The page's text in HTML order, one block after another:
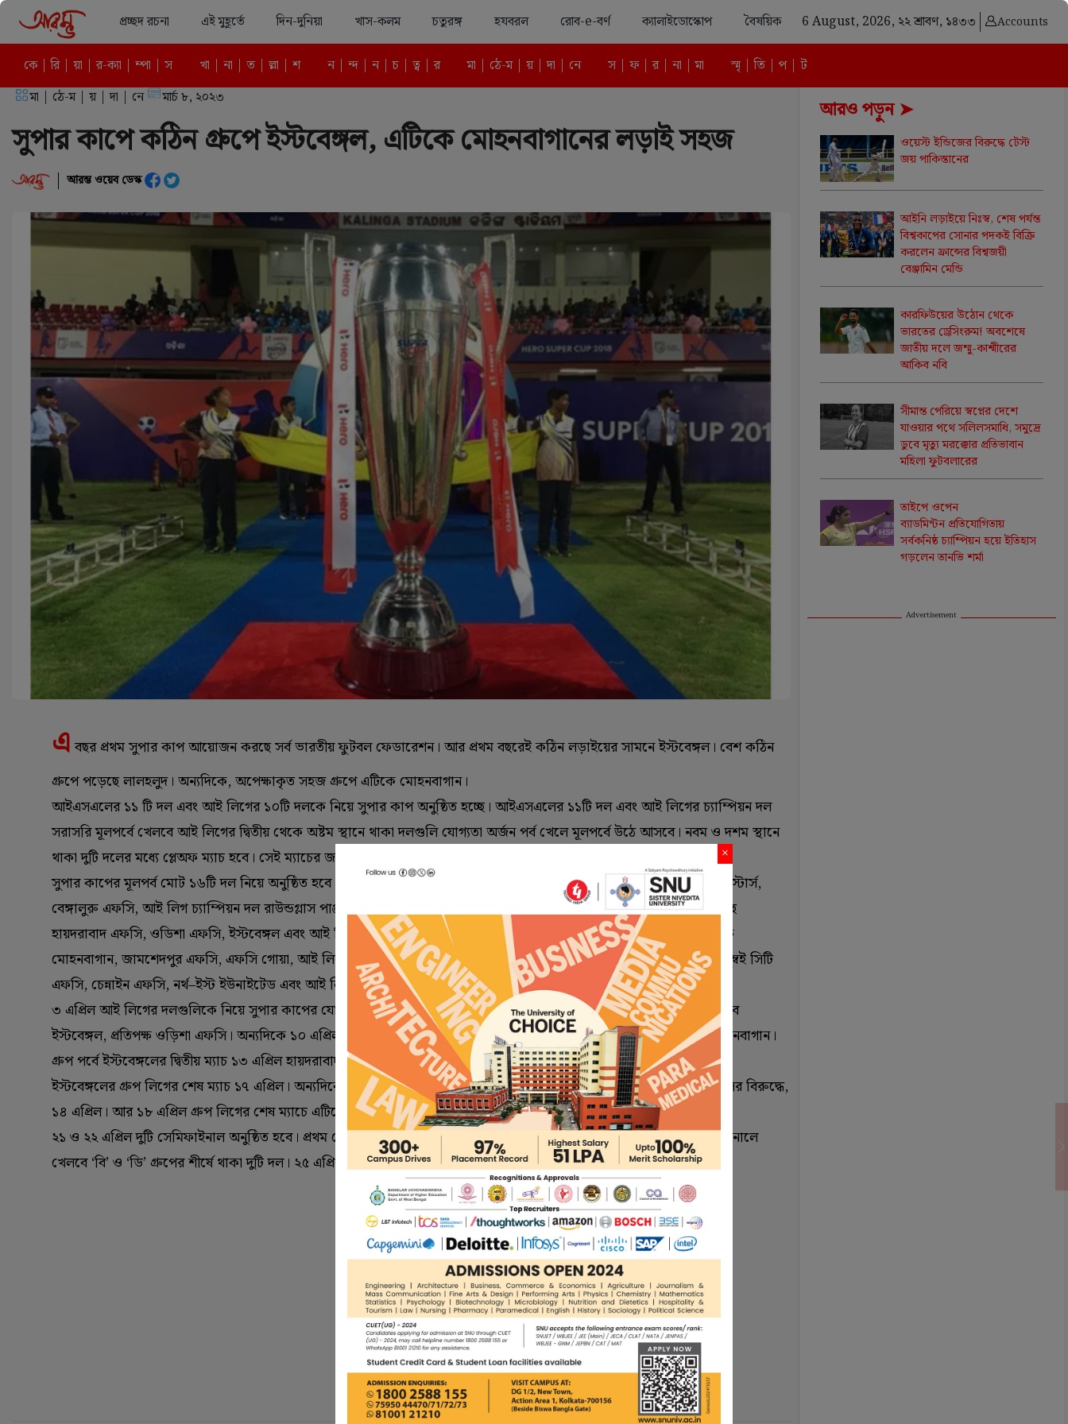
প্রচ্ছদ রচনা এই মুহূর্তে দিন-দুনিয়া খাস-কলম চতুরঙ্গ হযবরল রোব-e-বর্ণ ক্যালাইডোস্কোপ বৈষয়িক 6 August, 2026, ২২ শ্রাবণ, ১৪৩৩ Accounts
কে | রি | য়া | র-ক্যা | ম্পা | স খা | না | ত | ল্লা | শ ন | ন্দ | ন | চ | ত্ব | র মা | ঠে-ম | য় | দা | নে স | ফ | র | না | মা স্মৃ | তি | প | ট
মা | ঠে-ম | য় | দা | নে মার্চ ৮, ২০২৩
সুপার কাপে কঠিন গ্রুপে ইস্টবেঙ্গল, এটিকে মোহনবাগানের লড়াই সহজ
আরম্ভ ওয়েব ডেস্ক
এ বছর প্রথম সুপার কাপ আয়োজন করছে সর্ব ভারতীয় ফুটবল ফেডারেশন। আর প্রথম বছরেই কঠিন লড়াইয়ের সামনে ইস্টবেঙ্গল। বেশ কঠিন
গ্রুপে পড়েছে লালহলুদ। অন্যদিকে, অপেক্ষাকৃত সহজ গ্রুপে এটিকে মোহনবাগান।
আইএসএলের ১১ টি দল এবং আই লিগের ১০টি দলকে নিয়ে সুপার কাপ অনুষ্ঠিত হচ্ছে। আইএসএলের ১১টি দল এবং আই লিগের চ্যাম্পিয়ন দল
সরাসরি মূলপর্বে খেলবে আই লিগের দ্বিতীয় থেকে অষ্টম স্থানে থাকা দলগুলি যোগ্যতা অর্জন পর্ব খেলে মূলপর্বে উঠে আসবে। নবম ও দশম স্থানে
থাকা দুটি দলের মধ্যে প্লেঅফ ম্যাচ হবে। সেই ম্যাচের জয়ী দল যোগ্যতা অর্জন পর্বে খেলার সুযোগ পাবে।
সুপার কাপের মূলপর্ব মোট ১৬টি দল নিয়ে অনুষ্ঠিত হবে। এই ১৬টি দলকে ৪টি গ্রুপে ভাগ করা হয়েছে। গ্রুপ ‘‌এ’–‌তে রয়েছে কেরালা ব্লাস্টার্স,
বেঙ্গালুরু এফসি, আই লিগ চ্যাম্পিয়ন দল রাউন্ডগ্লাস পাঞ্জাব এবং আই লিগের দ্বিতীয় ও এলিমিনেটর ম্যাচের জয়ী দল। ‘‌বি’‌ গ্রুপে রয়েছে
হায়দরাবাদ এফসি, ওডিশা এফসি, ইস্টবেঙ্গল এবং আই লিগের চতুর্থ ও সপ্তম স্থানাধিকারী ম্যাচে জয়ী দল। গ্রুপ ‘‌সি’‌–তে রয়েছে এটিকে
মোহনবাগান, জামশেদপুর এফসি, এফসি গোয়া, আই লিগের তৃতীয় ও অষ্টম স্থানাধিকারী ম্যাচের জয়ী দল। আর গ্রুপ ‘‌ডি’‌–তে রয়েছে মুম্বই সিটি
এফসি, চেন্নাইন এফসি, নর্থ–ইস্ট ইউনাইটেড এবং আই লিগের পঞ্চম ও ষষ্ঠ স্থানাধিকারী ম্যাচের জয়ী দল।
৩ এপ্রিল আই লিগের দলগুলিকে নিয়ে সুপার কাপের যোগ্যতাঅর্জন পর্ব শুরু হবে। মূলপর্বের খেলা শুরু ৮ এপ্রিল। ৯ এপ্রিল মাঠে নামবে
ইস্টবেঙ্গল, প্রতিপক্ষ ওড়িশা এফসি। অন্যদিকে ১০ এপ্রিল যোগ্যতা অর্জন পর্ব থেকে উঠে আসা দলের বিরুদ্ধে মাঠে নামবে এটিকে মোহনবাগান।
গ্রুপ পর্বে ইস্টবেঙ্গলের দ্বিতীয় ম্যাচ ১৩ এপ্রিল হায়দরাবাদ এফ সি–র বিরুদ্ধে। আর যোগ্যতা অর্জন পর্ব থেকে উঠে আসা দলের বিরুদ্ধে
ইস্টবেঙ্গলের গ্রুপ লিগের শেষ ম্যাচ ১৭ এপ্রিল। অন্যদিকে, এটিকে মোহনবাগান নিজেদের দ্বিতীয় ম্যাচে মাঠে নামবে জামশেদপুর এফসির বিরুদ্ধে,
১৪ এপ্রিল। আর ১৮ এপ্রিল গ্রুপ লিগের শেষ ম্যাচে এটিকে মোহনবাগান খেলবে এফসি গোয়ার বিরুদ্ধে।
২১ ও ২২ এপ্রিল দুটি সেমিফাইনাল অনুষ্ঠিত হবে। প্রথম সেমিফাইনালে খেলবে ‘‌এ’‌ ও ‘‌সি’‌ গ্রুপের শীর্ষে থাকা দল আর। দ্বিতীয় সেমিফাইনালে
খেলবে ‘‌বি’‌ ও ‘‌ডি’‌ গ্রুপের শীর্ষে থাকা দুটি দল। ২৫ এপ্রিল ফাইনাল। গোটা প্রতিযোগিতা হবে কেরলের কোঝিকোড় ও মঞ্জেরিতে।
আরও পড়ুন ➤
ওয়েস্ট ইন্ডিজের বিরুদ্ধে টেস্ট
জয় পাকিস্তানের
আইনি লড়াইয়ে নিঃস্ব, শেষ পর্যন্ত
বিশ্বকাপের সোনার পদকই বিক্রি
করলেন ফ্রান্সের বিশ্বজয়ী
বেঞ্জামিন মেন্ডি
কারফিউয়ের উঠোন থেকে
ভারতের ড্রেসিংরুম! অবশেষে
জাতীয় দলে জম্মু-কাশ্মীরের
আকিব নবি
সীমান্ত পেরিয়ে স্বপ্নের দেশে
যাওয়ার পথে সলিলসমাধি, সমুদ্রে
ডুবে মৃত্যু মরক্কোর প্রতিভাবান
মহিলা ফুটবলারের
তাইপে ওপেন
ব্যাডমিন্টন প্রতিযোগিতায়
সর্বকনিষ্ঠ চ্যাম্পিয়ন হয়ে ইতিহাস
গড়লেন তানভি শর্মা
Advertisement
×